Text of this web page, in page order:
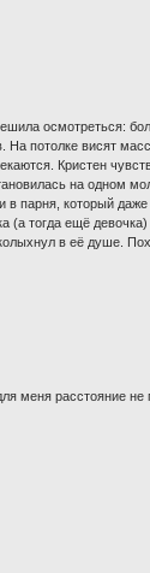
осмотреться:
На потолке висят
Кристен
на одном
парня, который даже
тогда ещё девочка)
в её душе.
меня расстояние не